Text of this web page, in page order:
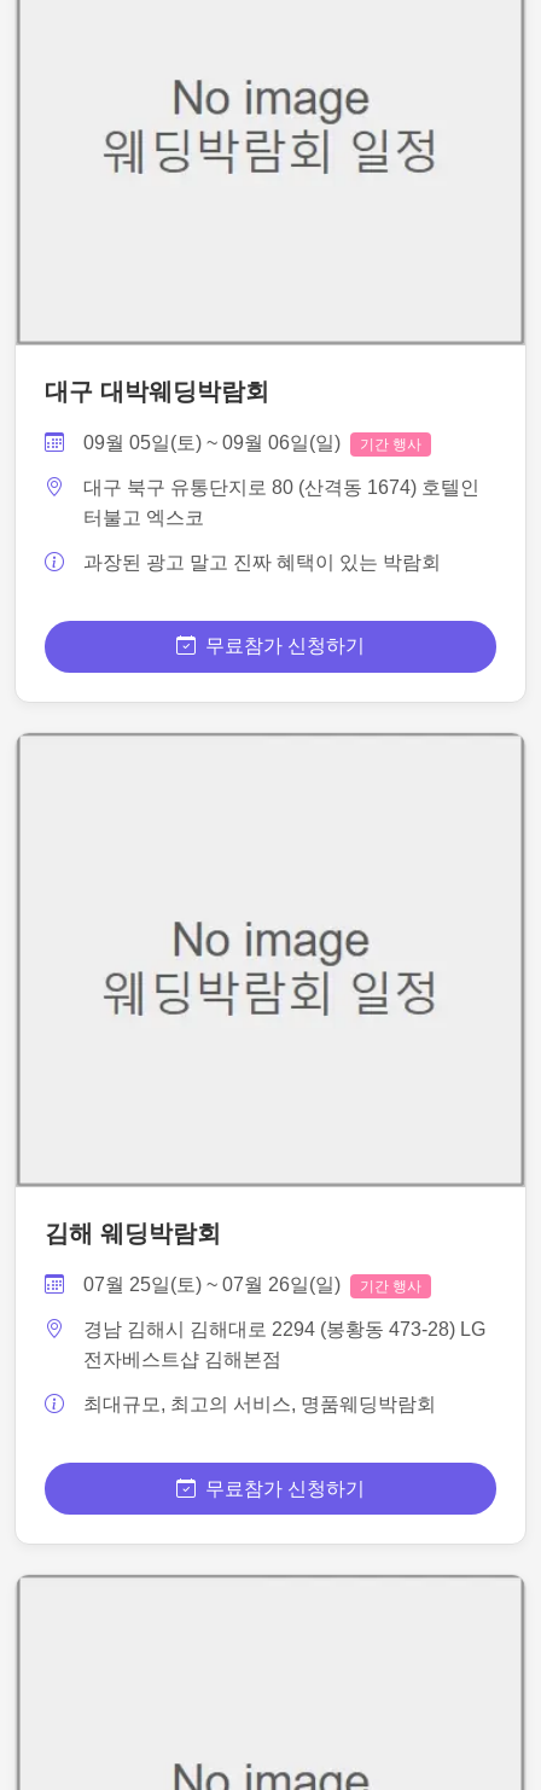
대구 대박웨딩박람회
09월 05일(토) ~ 09월 06일(일) 기간 행사
대구 북구 유통단지로 80 (산격동 1674) 호텔인
터불고 엑스코
과장된 광고 말고 진짜 혜택이 있는 박람회
무료참가 신청하기
김해 웨딩박람회
07월 25일(토) ~ 07월 26일(일) 기간 행사
경남 김해시 김해대로 2294 (봉황동 473-28) LG
전자베스트샵 김해본점
최대규모, 최고의 서비스, 명품웨딩박람회
무료참가 신청하기